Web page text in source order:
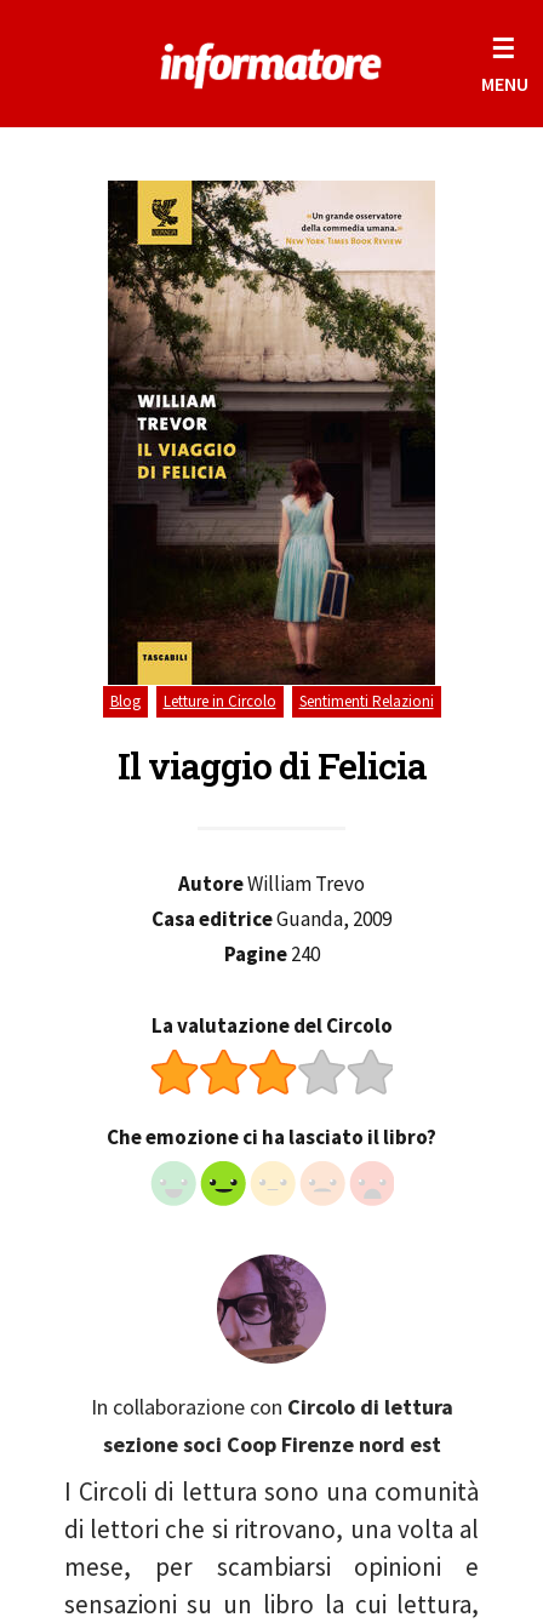
☰
MENU
Blog Letture in Circolo Sentimenti Relazioni
Il viaggio di Felicia
AutoreWilliam Trevo
Casa editriceGuanda, 2009
Pagine240
La valutazione del Circolo
Che emozione ci ha lasciato il libro?
In collaborazione con Circolo di lettura
sezione soci Coop Firenze nord est
I Circoli di lettura sono una comunità
di lettori che si ritrovano, una volta al
mese, per scambiarsi opinioni e
sensazioni su un libro la cui lettura,